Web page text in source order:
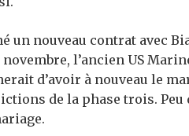
un nouveau contrat avec
novembre, l’ancien US
d’avoir à nouveau le
de la phase trois. Peu